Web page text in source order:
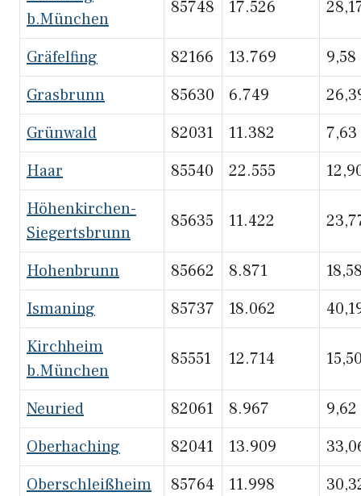
b.München
85748 17.526
Gräfelfing 82166 13.769
9,58
Grasbrunn
85630 6.749
Grünwald
82031 11.382
7,63
Haar
85540 22.555
Höhenkirchen-
Siegertsbrunn
85635 11.422
Hohenbrunn 85662 8.871
Ismaning
85737 18.062
Kirchheim
b.München
85551 12.714
Neuried 82061 8.967
9,62
Oberhaching
82041 13.909
Oberschleißheim
85764 11.998